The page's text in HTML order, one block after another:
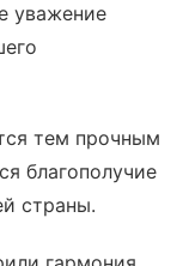
уважение
тем прочным
благополучие
страны.